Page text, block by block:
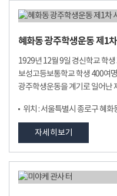
혜화동 광주학생운동 제1
1929년 12월 9일 경신학교 학
보성고등보통학교 학생 400여
광주학생운동을 계기로 일어난
위치 : 서울특별시 종로구 혜화
자세히보기